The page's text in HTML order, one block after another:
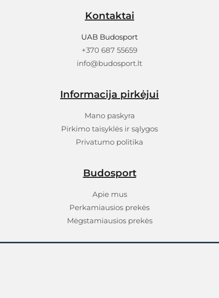
Kontaktai
UAB Budosport
+370 687 55659
info@budosport.lt
Informacija pirkėjui
Mano paskyra
Pirkimo taisyklės ir sąlygos
Privatumo politika
Budosport
Apie mus
Perkamiausios prekės
Mėgstamiausios prekės